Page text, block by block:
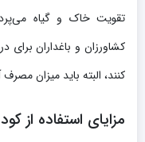
تقویت خاک و گیاه
کشاورزان و باغداران برای
کنند، البته باید میزان
مزایای استفاده از